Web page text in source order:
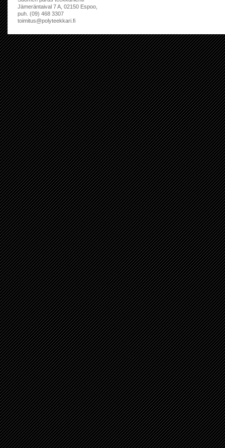
Jämeräntaival 7 A, 02150 Espoo,
puh. (09) 468 3307
toimitus@polyteekkari.fi